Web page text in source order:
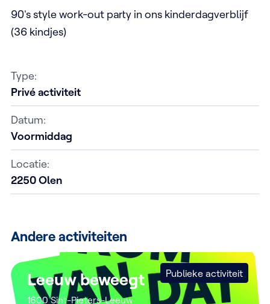
90's style work-out party in ons kinderdagverblijf
(36 kindjes)
Type:
Privé activiteit
Datum:
Voormiddag
Locatie:
2250 Olen
Andere activiteiten
Publieke activiteit
Leeuw beweegt
1600 Sint-Pieters-Leeuw